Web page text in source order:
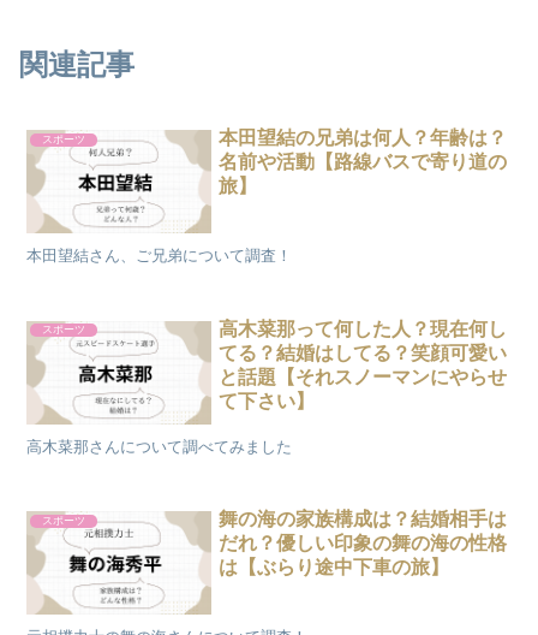
関連記事
スポーツ
本田望結の兄弟は何人？年齢は？
名前や活動【路線バスで寄り道の
旅】
本田望結さん、ご兄弟について調査！
スポーツ
高木菜那って何した人？現在何し
てる？結婚はしてる？笑顔可愛い
と話題【それスノーマンにやらせ
て下さい】
高木菜那さんについて調べてみました
スポーツ
舞の海の家族構成は？結婚相手は
だれ？優しい印象の舞の海の性格
は【ぶらり途中下車の旅】